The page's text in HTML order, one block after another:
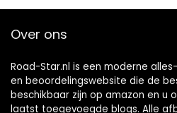
Over ons
Road-Star.nl is een moderne
en beoordelingswebsite die de
beschikbaar zijn op amazon en u
laatst toegevoegde blogs. Alle